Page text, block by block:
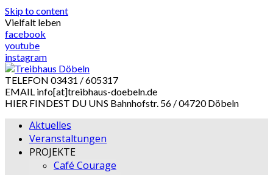
Skip to content
Vielfalt leben
facebook
youtube
instagram
TELEFON 03431 / 605317
EMAIL info[at]treibhaus-doebeln.de
HIER FINDEST DU UNS Bahnhofstr. 56 / 04720 Döbeln
Aktuelles
Veranstaltungen
PROJEKTE
Café Courage